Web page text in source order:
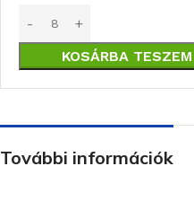
KOSÁRBA TESZEM
További információk